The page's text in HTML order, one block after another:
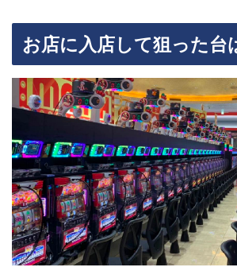
お店に入店して狙った台